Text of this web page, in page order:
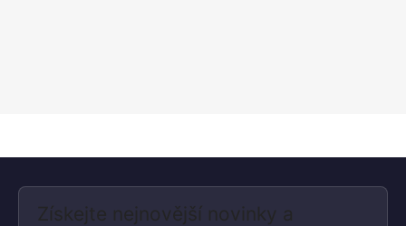
Získejte nejnovější novinky a